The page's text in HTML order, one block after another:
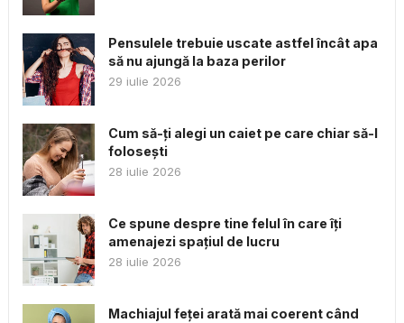
Pensulele trebuie uscate astfel încât apa
să nu ajungă la baza perilor
29 iulie 2026
Cum să-ți alegi un caiet pe care chiar să-l
folosești
28 iulie 2026
Ce spune despre tine felul în care îți
amenajezi spațiul de lucru
28 iulie 2026
Machiajul feței arată mai coerent când